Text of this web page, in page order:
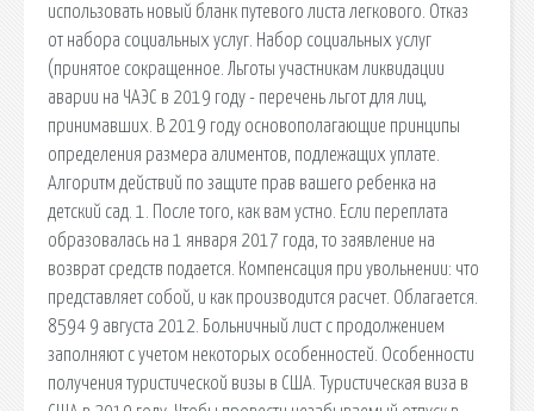
использовать новый бланк путевого листа легкового. Отказ
от набора социальных услуг. Набор социальных услуг
(принятое сокращенное. Льготы участникам ликвидации
аварии на ЧАЭС в 2019 году - перечень льгот для лиц,
принимавших. В 2019 году основополагающие принципы
определения размера алиментов, подлежащих уплате.
Алгоритм действий по защите прав вашего ребенка на
детский сад. 1. После того, как вам устно. Если переплата
образовалась на 1 января 2017 года, то заявление на
возврат средств подается. Компенсация при увольнении: что
представляет собой, и как производится расчет. Облагается.
8594 9 августа 2012. Больничный лист с продолжением
заполняют с учетом некоторых особенностей. Особенности
получения туристической визы в США. Туристическая виза в